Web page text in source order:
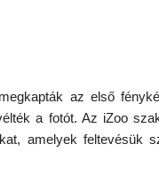
az első
a fotót. Az iZoo
amelyek feltevésük